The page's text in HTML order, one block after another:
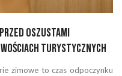
oszustami
turystycznych
zimowe to czas odpoczynku